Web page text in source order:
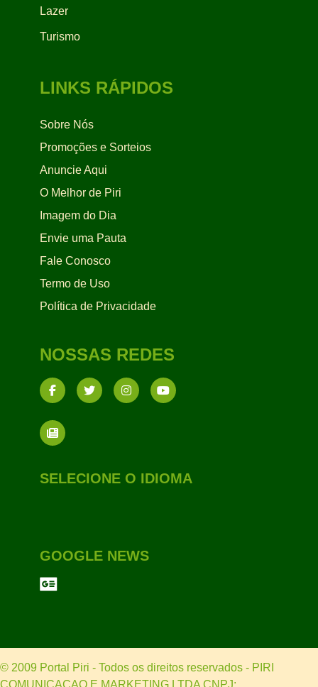
Lazer
Turismo
LINKS RÁPIDOS
Sobre Nós
Promoções e Sorteios
Anuncie Aqui
O Melhor de Piri
Imagem do Dia
Envie uma Pauta
Fale Conosco
Termo de Uso
Política de Privacidade
NOSSAS REDES
SELECIONE O IDIOMA
GOOGLE NEWS
© 2009 Portal Piri - Todos os direitos reservados - PIRI
COMUNICACAO E MARKETING LTDA CNPJ: